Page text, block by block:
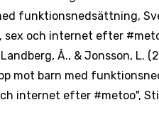
funktionsnedsättning,
sex och internet efter
Landberg, Å., & Jonsson, L.
mot barn med
internet efter #metoo",